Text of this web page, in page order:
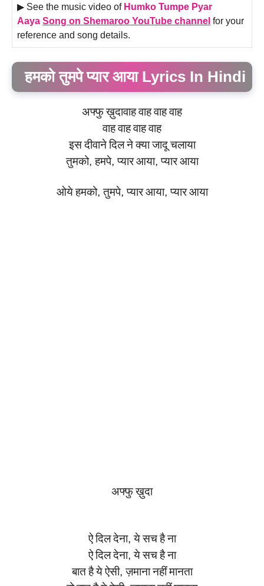
▶ See the music video of Humko Tumpe Pyar
Aaya Song on Shemaroo YouTube channel for your
reference and song details.
हमको तुमपे प्यार आया Lyrics In Hindi
अफ्फुख़ुदावाहवाहवाहवाह
वाहवाहवाहवाह
इसदीवानेदिलनेक्याजादूचलाया
तुमको,हमपे,प्यार आया,प्यार आया
ओयेहमको,तुमपे,प्यार आया,प्यार आया
अफ्फुख़ुदा
ऐदिलदेना,येसचहैना
ऐदिलदेना,येसचहैना
बातहैयेऐसी,ज़मानानहींमानता